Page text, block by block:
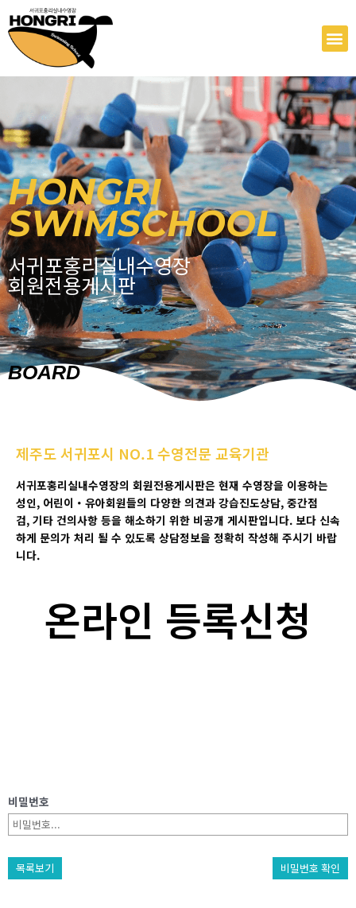
텐
건
기
HONGRI
SWIMSCHOOL
서귀포홍리실내수영장
회원전용게시판
BOARD
제주도 서귀포시 NO.1 수영전문 교육기관
서귀포홍리실내수영장의 회원전용게시판은 현재 수영장을 이용하는
성인, 어린이 ・ 유아회원들의 다양한 의견과 강습진도상담, 중간점
검, 기타 건의사항 등을 해소하기 위한 비공개 게시판입니다. 보다 신속
하게 문의가 처리 될 수 있도록 상담정보을 정확히 작성해 주시기 바랍
니다.
온라인 등록신청
비밀번호
목록보기 비밀번호 확인